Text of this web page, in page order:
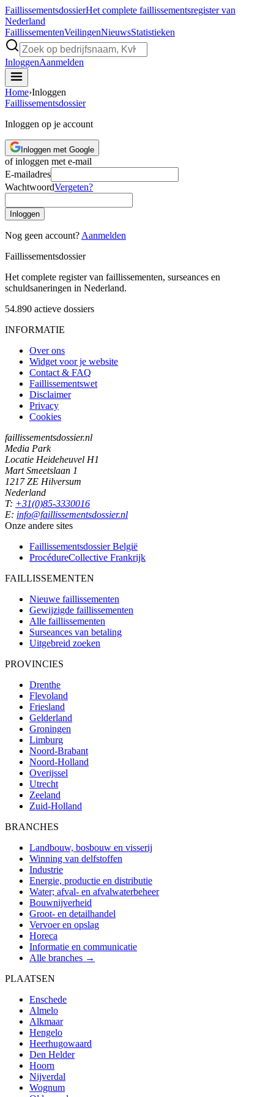
FaillissementsdossierHet complete faillissementsregister van
Nederland
FaillissementenVeilingenNieuwsStatistieken
InloggenAanmelden
Home›Inloggen
Faillissementsdossier
Inloggen op je account
Inloggen met Google
of inloggen met e-mail
E-mailadres
WachtwoordVergeten?
Inloggen
Nog geen account? Aanmelden
Faillissementsdossier
Het complete register van faillissementen, surseances en
schuldsaneringen in Nederland.
54.890 actieve dossiers
INFORMATIE
Over ons
Widget voor je website
Contact & FAQ
Faillissementswet
Disclaimer
Privacy
Cookies
faillissementsdossier.nl
Media Park
Locatie Heideheuvel H1
Mart Smeetslaan 1
1217 ZE Hilversum
Nederland
T: +31(0)85-3330016
E: info@faillissementsdossier.nl
Onze andere sites
Faillissementsdossier België
ProcédureCollective Frankrijk
FAILLISSEMENTEN
Nieuwe faillissementen
Gewijzigde faillissementen
Alle faillissementen
Surseances van betaling
Uitgebreid zoeken
PROVINCIES
Drenthe
Flevoland
Friesland
Gelderland
Groningen
Limburg
Noord-Brabant
Noord-Holland
Overijssel
Utrecht
Zeeland
Zuid-Holland
BRANCHES
Landbouw, bosbouw en visserij
Winning van delfstoffen
Industrie
Energie, productie en distributie
Water; afval- en afvalwaterbeheer
Bouwnijverheid
Groot- en detailhandel
Vervoer en opslag
Horeca
Informatie en communicatie
Alle branches →
PLAATSEN
Enschede
Almelo
Alkmaar
Hengelo
Heerhugowaard
Den Helder
Hoorn
Nijverdal
Wognum